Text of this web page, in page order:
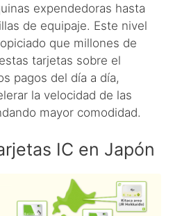
expendedoras hasta
de equipaje. Este nivel
que millones de
tarjetas sobre el
pagos del día a día,
la velocidad de las
mayor comodidad.
IC en Japón